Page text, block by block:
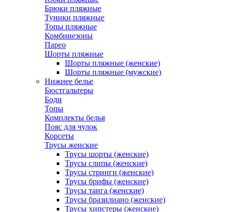
Брюки пляжные
Туники пляжные
Топы пляжные
Комбинезоны
Парео
Шорты пляжные
Шорты пляжные (женские)
Шорты пляжные (мужские)
Нижнее белье
Бюстгальтеры
Боди
Топы
Комплекты белья
Пояс для чулок
Корсеты
Трусы женские
Трусы шорты (женские)
Трусы слипы (женские)
Трусы стринги (женские)
Трусы брифы (женские)
Трусы танга (женские)
Трусы бразилиано (женские)
Трусы хипстеры (женские)